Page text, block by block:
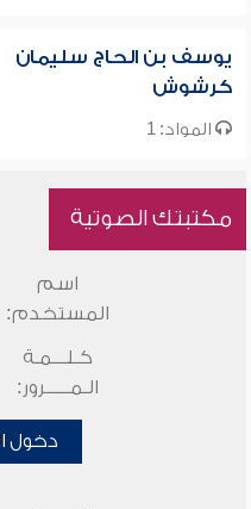
يوسف بن الحاج سليمان
كرشوش
المواد: 1
مكتبتك الصوتية
اسم
المستخدم:
كـلـــمـة
الـمـــــرور:
دخول